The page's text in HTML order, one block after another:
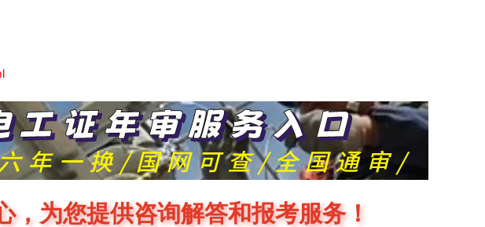
，为您提供咨询解答和报考服务！